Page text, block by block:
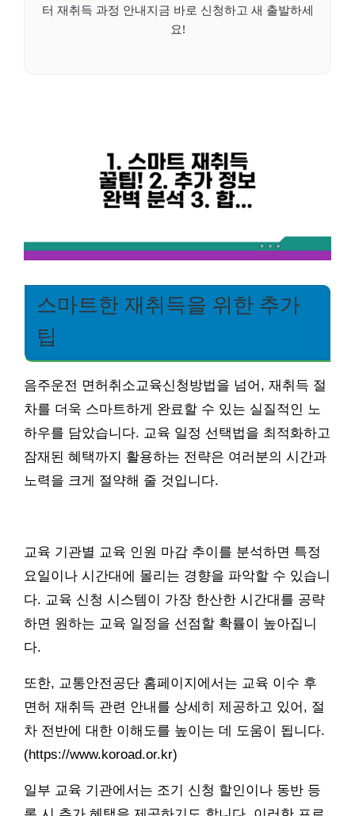
터 재취득 과정 안내지금 바로 신청하고 새 출발하세
요!
스마트한 재취득을 위한 추가
팁
음주운전 면허취소교육신청방법을 넘어, 재취득 절
차를 더욱 스마트하게 완료할 수 있는 실질적인 노
하우를 담았습니다. 교육 일정 선택법을 최적화하고
잠재된 혜택까지 활용하는 전략은 여러분의 시간과
노력을 크게 절약해 줄 것입니다.
교육 기관별 교육 인원 마감 추이를 분석하면 특정
요일이나 시간대에 몰리는 경향을 파악할 수 있습니
다. 교육 신청 시스템이 가장 한산한 시간대를 공략
하면 원하는 교육 일정을 선점할 확률이 높아집니
다.
또한, 교통안전공단 홈페이지에서는 교육 이수 후
면허 재취득 관련 안내를 상세히 제공하고 있어, 절
차 전반에 대한 이해도를 높이는 데 도움이 됩니다.
(https://www.koroad.or.kr)
일부 교육 기관에서는 조기 신청 할인이나 동반 등